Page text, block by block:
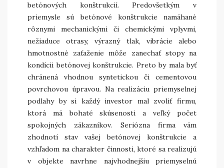
betónových konštrukcií. Predovšetkým v
priemysle sú betónové konštrukcie namáhané
rôznymi mechanickými či chemickými vplyvmi,
nežiaduce otrasy, výrazný tlak, vibrácie alebo
hmotnostné zaťaženie môže zanechať stopy na
kondícii betónovej konštrukcie. Preto by mala byť
chránená vhodnou syntetickou či cementovou
povrchovou úpravou. Na realizáciu priemyselnej
podlahy by si každý investor mal zvoliť firmu,
ktorá má bohaté skúsenosti a veľký počet
spokojných zákazníkov. Seriózna firma vám
zhodnotí stav vašej betónovej konštrukcie a
vzhľadom na charakter činnosti, ktoré sa realizujú
v objekte navrhne najvhodnejšiu priemyselnú